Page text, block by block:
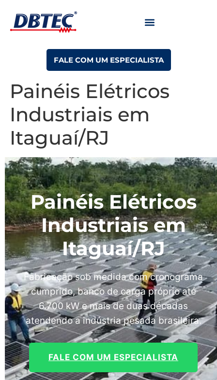
FALE COM UM ESPECIALISTA
Painéis Elétricos
Industriais em
Itaguaí/RJ
Painéis Elétricos
Industriais em
Itaguaí/RJ
Fabricação sob medida com cronograma
cumprido, banco de carga próprio até
6.700 kW e mais de duas décadas
atendendo a indústria pesada brasileira.
FALE COM UM ESPECIALISTA